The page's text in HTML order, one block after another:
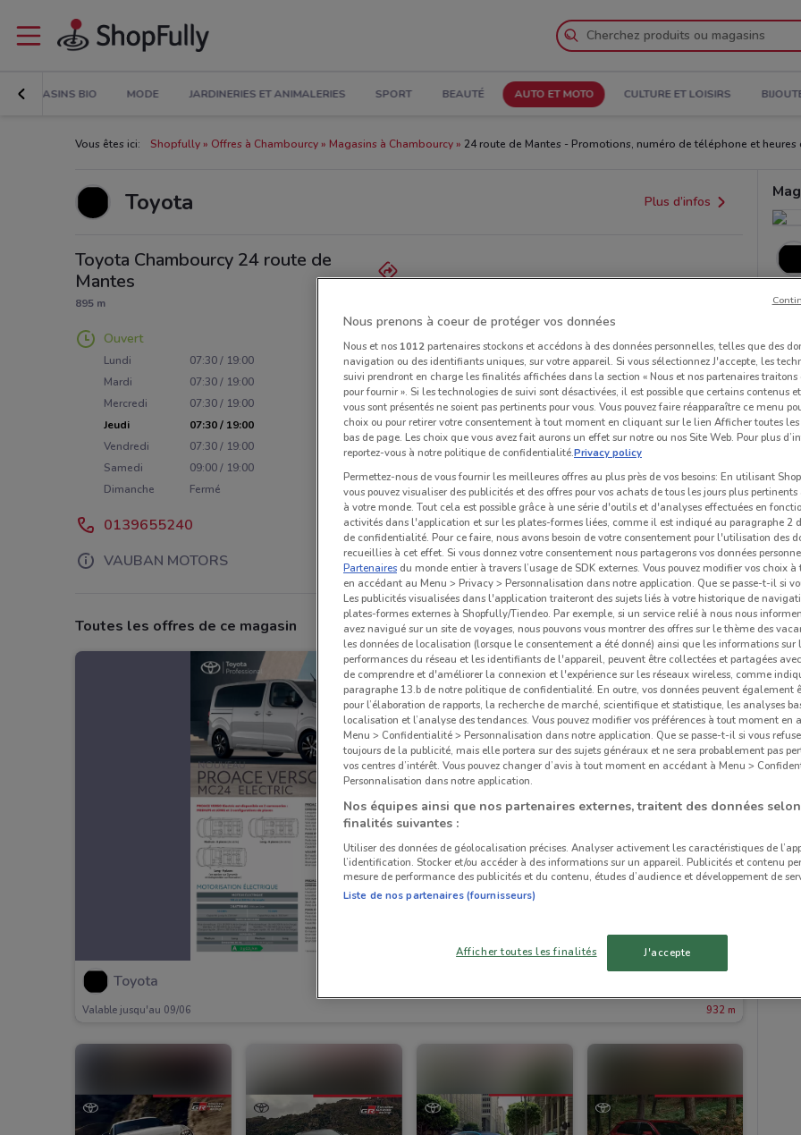
MAGASINS BIO MODE JARDINERIES ET ANIMALERIES SPORT BEAUTÉ AUTO ET MOTO CULTURE ET LOISIRS
Vous êtes ici: Shopfully Offres à Chambourcy Magasins à Chambourcy 24 route de Mantes - Promotions, numéro de téléphone et heures
Toyota Plus d’infos
Toyota Chambourcy 24 route de
Mantes
895 m
Ouvert
Lundi
07:30 / 19:00
Mardi
07:30 / 19:00
Mercredi
07:30 / 19:00
Jeudi
07:30 / 19:00
Vendredi
07:30 / 19:00
Samedi
09:00 / 19:00
Dimanche
Fermé
0139655240
VAUBAN MOTORS
Toutes les offres de ce magasin
Toyota
Valable jusqu'au 09/06 932 m
Nous prenons à coeur de protéger vos données
Nous et nos 1012partenaires stockons et accédons à des données personnelles, telles que des
navigation ou des identifiants uniques, sur votre appareil. Si vous sélectionnez J'accepte, les
suivi prendront en charge les finalités affichées dans la section « Nous et nos partenaires traitons
pour fournir ». Si les technologies de suivi sont désactivées, il est possible que certains contenus
vous sont présentés ne soient pas pertinents pour vous. Vous pouvez faire réapparaître ce menu
choix ou pour retirer votre consentement à tout moment en cliquant sur le lien Afficher toutes
bas de page. Les choix que vous avez fait aurons un effet sur notre ou nos Site Web. Pour plus
reportez-vous à notre politique de confidentialité.Privacy policy
Permettez-nous de vous fournir les meilleures offres au plus près de vos besoins: En utilisant
vous pouvez visualiser des publicités et des offres pour vos achats de tous les jours plus pertinents
à votre monde. Tout cela est possible grâce à une série d'outils et d'analyses effectuées en
activités dans l'application et sur les plates-formes liées, comme il est indiqué au paragraphe 2
de confidentialité. Pour ce faire, nous avons besoin de votre consentement pour l'utilisation des
recueillies à cet effet. Si vous donnez votre consentement nous partagerons vos données
Partenaires du monde entier à travers l’usage de SDK externes. Vous pouvez modifier vos choix
en accédant au Menu > Privacy > Personnalisation dans notre application. Que se passe-t-il si
Les publicités visualisées dans l'application traiteront des sujets liés à votre historique de
plates-formes externes à Shopfully/Tiendeo. Par exemple, si un service relié à nous nous
avez navigué sur un site de voyages, nous pouvons vous montrer des offres sur le thème des
les données de localisation (lorsque le consentement a été donné) ainsi que les informations sur
performances du réseau et les identifiants de l'appareil, peuvent être collectées et partagées
de comprendre et d'améliorer la connexion et l'expérience sur les réseaux wireless, comme
paragraphe 13.b de notre politique de confidentialité. En outre, vos données peuvent également
pour l’élaboration de rapports, la recherche de marché, scientifique et statistique, les analyses
localisation et l’analyse des tendances. Vous pouvez modifier vos préférences à tout moment en
Menu > Confidentialité > Personnalisation dans notre application. Que se passe-t-il si vous
toujours de la publicité, mais elle portera sur des sujets généraux et ne sera probablement pas
vos centres d’intérêt. Vous pouvez changer d’avis à tout moment en accédant à Menu >
Personnalisation dans notre application.
Nos équipes ainsi que nos partenaires externes, traitent des données
finalités suivantes :
Utiliser des données de géolocalisation précises. Analyser activement les caractéristiques de
l’identification. Stocker et/ou accéder à des informations sur un appareil. Publicités et contenu
mesure de performance des publicités et du contenu, études d’audience et développement de
Liste de nos partenaires (fournisseurs)
Afficher toutes les finalités J'accepte